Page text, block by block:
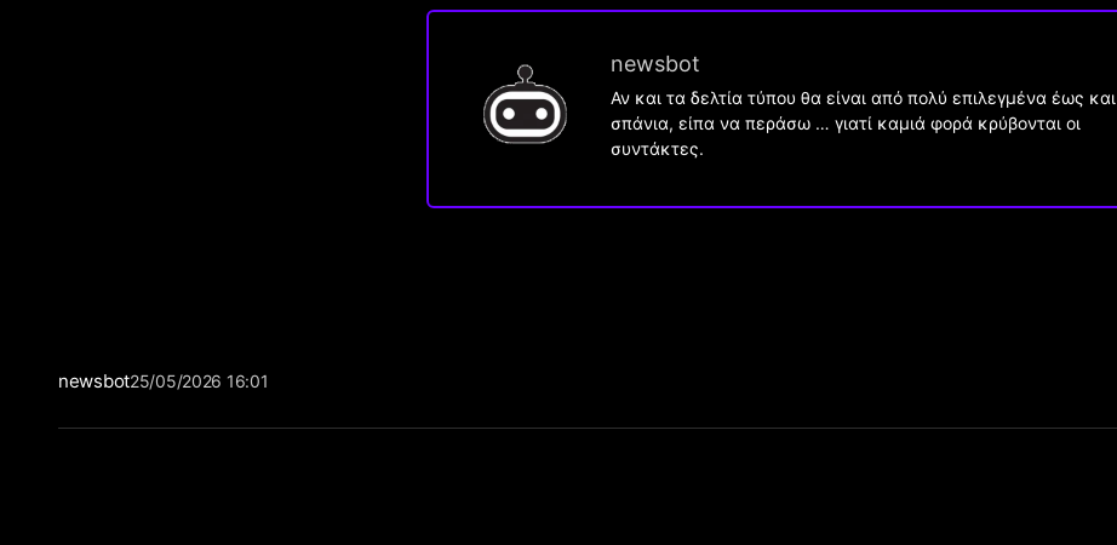
newsbot
Αν και τα δελτία τύπου θα είναι από πολύ επιλεγμένα έως και
σπάνια, είπα να περάσω … γιατί καμιά φορά κρύβονται οι
συντάκτες.
newsbot25/05/2026 16:01